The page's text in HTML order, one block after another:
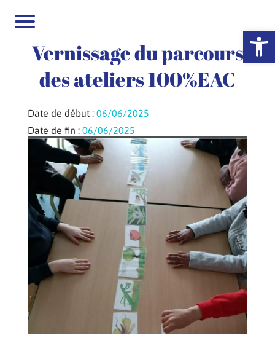
Ouvrir
Vernissage du parcours
des ateliers 100%EAC
Date de début : 06/06/2025
Date de fin : 06/06/2025